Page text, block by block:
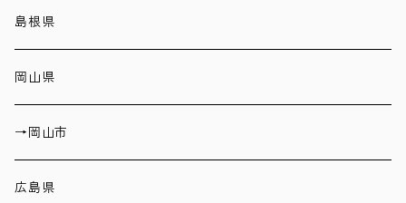
島根県
岡山県
→岡山市
広島県